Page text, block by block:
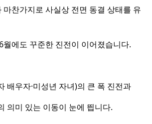
마찬가지로 사실상 전면 동결 상태를 유
월에도 꾸준한 진전이 이어졌습니다.
배우자·미성년 자녀)의 큰 폭 진전과
의미 있는 이동이 눈에 띕니다.